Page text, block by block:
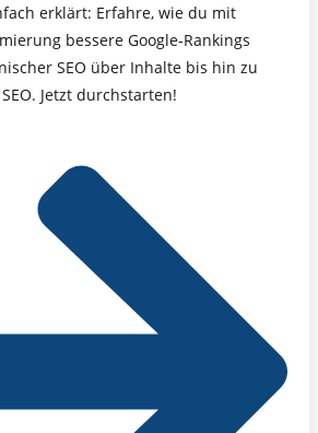
erklärt: Erfahre, wie du mit
bessere Google-Rankings
SEO über Inhalte bis hin zu
Jetzt durchstarten!